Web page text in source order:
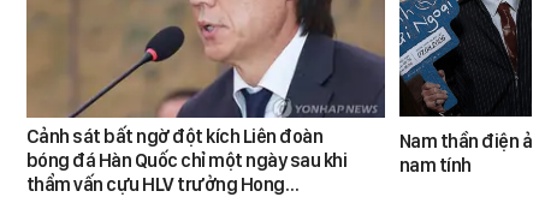
Cảnh sát bất ngờ đột kích Liên đoàn
bóng đá Hàn Quốc chỉ một ngày sau khi
thẩm vấn cựu HLV trưởng Hong…
Nam thần điện
nam tính